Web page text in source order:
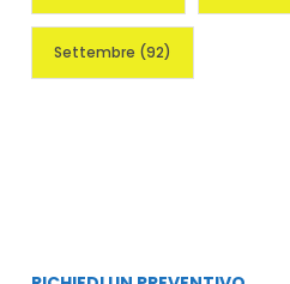
Settembre (92)